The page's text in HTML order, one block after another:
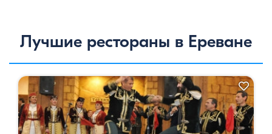
Лучшие рестораны в Ереване